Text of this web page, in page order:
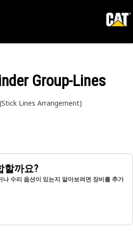
Group-Lines
Lines Arrangement)
할까요?
나 수리 옵션이 있는지 알아보려면 장비를 추가